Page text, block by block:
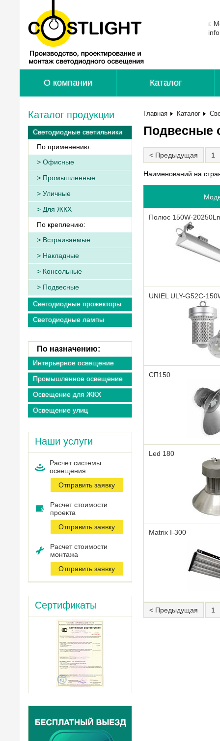
г.
О компании Каталог
Каталог продукции
Светодиодные светильники
По применению:
Офисные
Промышленные
Уличные
Для ЖКХ
По креплению:
Встраиваемые
Накладные
Консольные
Подвесные
Светодиодные прожекторы
Светодиодные лампы
По назначению:
Интерьерное освещение
Промышленное освещение
Освещение для ЖКХ
Освещение улиц
Наши услуги
Расчет системы
оcвещения
Отправить заявку
Расчет стоимости
проекта
Отправить заявку
Расчет стоимости
монтажа
Отправить заявку
Сертификаты
Главная Каталог
Подвесные
< Предыдущая 1
Наименований на
Полюс 150W-
UNIEL ULY-G52C-
СП150
Led 180
Matrix I-300
< Предыдущая 1